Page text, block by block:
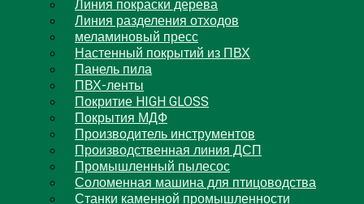
Линия покраски дерева
Линия разделения отходов
меламиновый пресс
Настенный покрытий из ПВХ
Панель пила
ПВХ-ленты
Покритие HIGH GLOSS
Покрытия МДФ
Производитель инструментов
Производственная линия ДСП
Промышленный пылесос
Соломенная машина для птицоводства
Станки каменной промышленности